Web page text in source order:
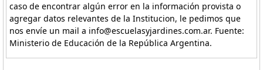
caso de encontrar algún error en la información provista o
agregar datos relevantes de la Institucion, le pedimos que
nos envíe un mail a info@escuelasyjardines.com.ar. Fuente:
Ministerio de Educación de la República Argentina.